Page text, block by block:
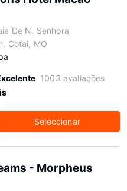
De N. Senhora
Cotai, MO
1003 avaliações
Seleccionar
- Morpheus